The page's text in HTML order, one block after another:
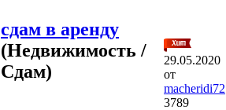
сдам в аренду
(Недвижимость /
Сдам)
29.05.2020
от
macheridi72
3789